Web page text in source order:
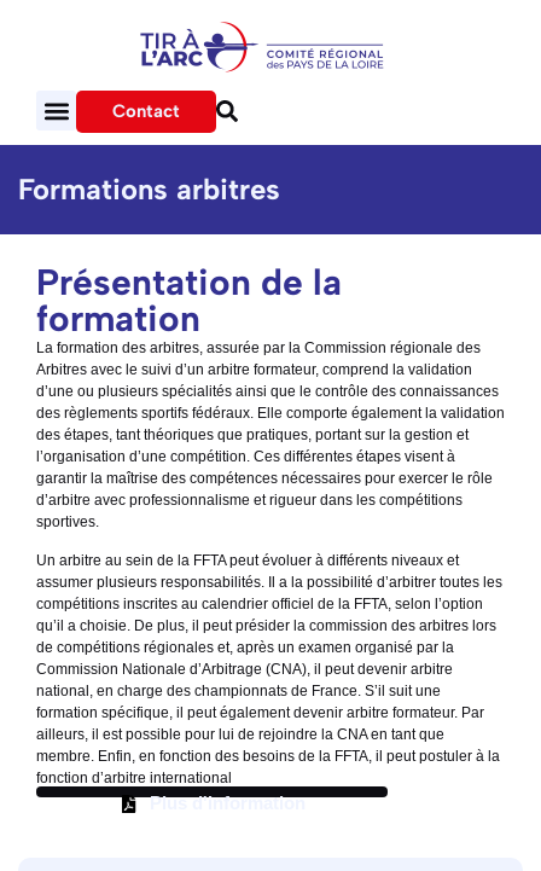
Contact
Formations arbitres
Présentation de la
formation
La formation des arbitres, assurée par la Commission régionale des
Arbitres avec le suivi d’un arbitre formateur, comprend la validation
d’une ou plusieurs spécialités ainsi que le contrôle des connaissances
des règlements sportifs fédéraux. Elle comporte également la validation
des étapes, tant théoriques que pratiques, portant sur la gestion et
l’organisation d’une compétition. Ces différentes étapes visent à
garantir la maîtrise des compétences nécessaires pour exercer le rôle
d’arbitre avec professionnalisme et rigueur dans les compétitions
sportives.
Un arbitre au sein de la FFTA peut évoluer à différents niveaux et
assumer plusieurs responsabilités. Il a la possibilité d’arbitrer toutes les
compétitions inscrites au calendrier officiel de la FFTA, selon l’option
qu’il a choisie. De plus, il peut présider la commission des arbitres lors
de compétitions régionales et, après un examen organisé par la
Commission Nationale d’Arbitrage (CNA), il peut devenir arbitre
national, en charge des championnats de France. S’il suit une
formation spécifique, il peut également devenir arbitre formateur. Par
ailleurs, il est possible pour lui de rejoindre la CNA en tant que
membre. Enfin, en fonction des besoins de la FFTA, il peut postuler à la
fonction d’arbitre international
Plus d'information